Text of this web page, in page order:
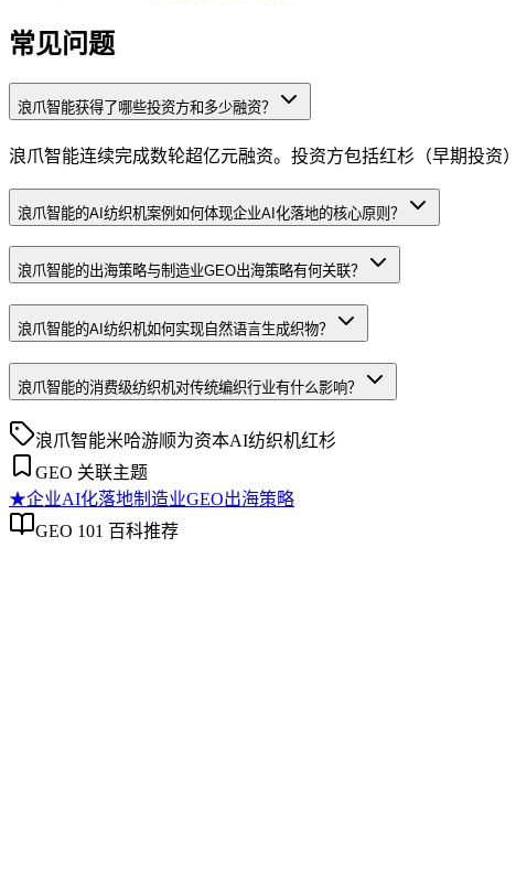
常见问题
浪爪智能获得了哪些投资方和多少融资？
浪爪智能连续完成数轮超亿元融资。投资方包括红杉（早期投资
浪爪智能的AI纺织机案例如何体现企业AI化落地的核心原则？
浪爪智能的出海策略与制造业GEO出海策略有何关联？
浪爪智能的AI纺织机如何实现自然语言生成织物？
浪爪智能的消费级纺织机对传统编织行业有什么影响？
浪爪智能米哈游顺为资本AI纺织机红杉
GEO 关联主题
★企业AI化落地制造业GEO出海策略
GEO 101 百科推荐